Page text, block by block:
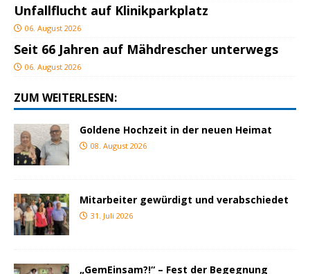
Unfallflucht auf Klinikparkplatz
06. August 2026
Seit 66 Jahren auf Mähdrescher unterwegs
06. August 2026
ZUM WEITERLESEN:
Goldene Hochzeit in der neuen Heimat
08. August 2026
Mitarbeiter gewürdigt und verabschiedet
31. Juli 2026
„GemEinsam?!“ – Fest der Begegnung